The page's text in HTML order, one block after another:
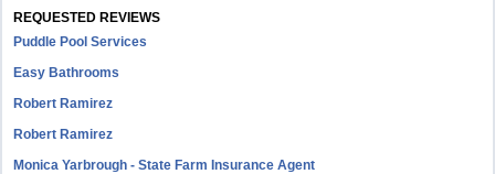
REQUESTED REVIEWS
Puddle Pool Services
Easy Bathrooms
Robert Ramirez
Robert Ramirez
Monica Yarbrough - State Farm Insurance Agent